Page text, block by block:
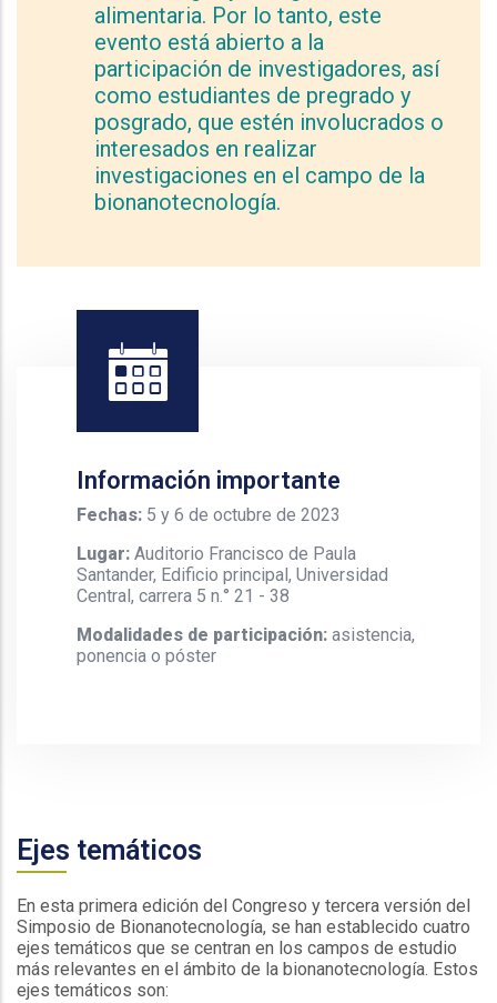
alimentaria. Por lo tanto, este
evento está abierto a la
participación de investigadores, así
como estudiantes de pregrado y
posgrado, que estén involucrados o
interesados en realizar
investigaciones en el campo de la
bionanotecnología.
Información importante
Fechas: 5 y 6 de octubre de 2023
Lugar: Auditorio Francisco de Paula
Santander, Edificio principal, Universidad
Central, carrera 5 n.° 21 - 38
Modalidades de participación: asistencia,
ponencia o póster
Ejes temáticos
En esta primera edición del Congreso y tercera versión del
Simposio de Bionanotecnología, se han establecido cuatro
ejes temáticos que se centran en los campos de estudio
más relevantes en el ámbito de la bionanotecnología. Estos
ejes temáticos son: